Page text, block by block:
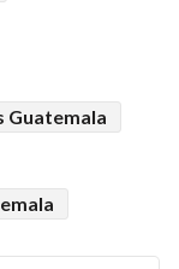
Guatemala